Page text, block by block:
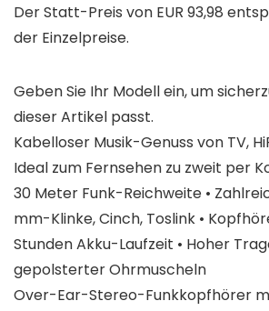
Der Statt-Preis von EUR 93,98
der Einzelpreise.
Geben Sie Ihr Modell ein, um
dieser Artikel passt.
Kabelloser Musik-Genuss von TV,
Ideal zum Fernsehen zu zweit per
30 Meter Funk-Reichweite •
mm-Klinke, Cinch, Toslink •
Stunden Akku-Laufzeit • Hoher
gepolsterter Ohrmuscheln
Over-Ear-Stereo-Funkkopfhörer